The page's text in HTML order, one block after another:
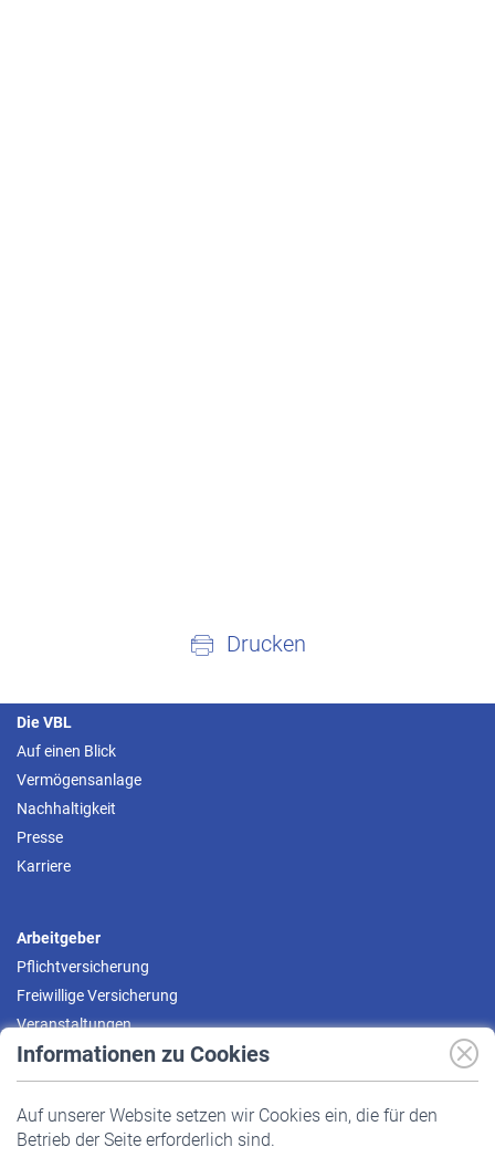
Informationen zu Cookies
Auf unserer Website setzen wir Cookies ein, die für den
Betrieb der Seite erforderlich sind.
Drucken
Die VBL
Auf einen Blick
Vermögensanlage
Nachhaltigkeit
Presse
Karriere
Arbeitgeber
Pflichtversicherung
Freiwillige Versicherung
Veranstaltungen
Pflichtversicherung